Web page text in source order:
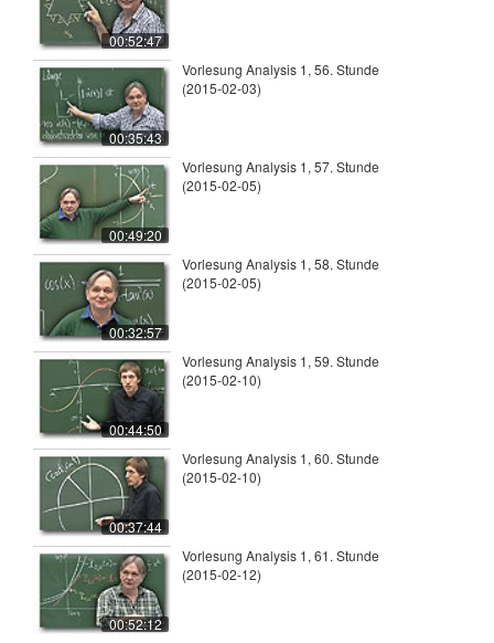
00:52:47
00:35:43
Vorlesung Analysis 1, 56. Stunde
(2015-02-03)
00:49:20
Vorlesung Analysis 1, 57. Stunde
(2015-02-05)
00:32:57
Vorlesung Analysis 1, 58. Stunde
(2015-02-05)
00:44:50
Vorlesung Analysis 1, 59. Stunde
(2015-02-10)
00:37:44
Vorlesung Analysis 1, 60. Stunde
(2015-02-10)
00:52:12
Vorlesung Analysis 1, 61. Stunde
(2015-02-12)